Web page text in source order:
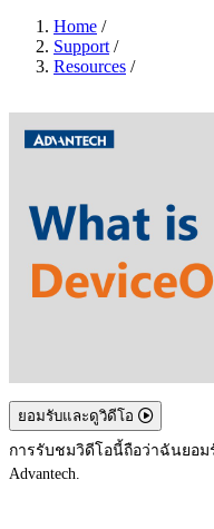
Home /
Support /
Resources /
ยอมรับและดูวิดีโอ
การรับชมวิดีโอนี้ถือว่าฉันยอม
Advantech.